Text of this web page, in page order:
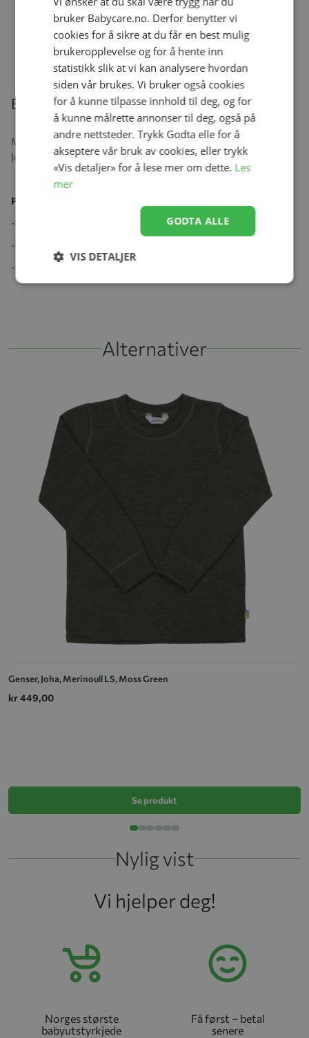
Genser, Joha, Merinoull, Moss Green
kr 399,00
Beskrivelse
Myk og komfortabel langermet bambustrøye i god kvalitet fra
Joha, produsert i 100% bambusviskose.
Produktspesifikasjoner:
- Organisk Bambus Viscose
- Øko-Tex 100 sertifisert
- Følg vanskeanvisningen på produktet.
Alternativer
Genser, Joha, Merinoull LS, Moss Green
kr 449,00
Se produkt
Nylig vist
Vi hjelper deg!
Norges største
babyutstyrkjede
Få først – betal
senere
bruker Babycare.no. Derfor benytter vi
cookies for å sikre at du får en best mulig
brukeropplevelse og for å hente inn
statistikk slik at vi kan analysere hvordan
siden vår brukes. Vi bruker også cookies
for å kunne tilpasse innhold til deg, og for
å kunne målrette annonser til deg, også på
andre nettsteder. Trykk Godta elle for å
akseptere vår bruk av cookies, eller trykk
«Vis detaljer» for å lese mer om dette. Les
mer
GODTA ALLE
VIS DETALJER